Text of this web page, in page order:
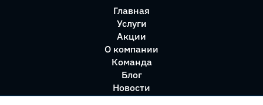
Главная
Услуги
Акции
О компании
Команда
Блог
Новости